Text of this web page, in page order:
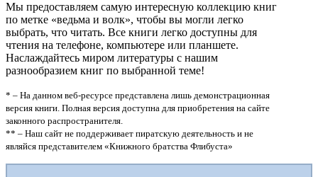
Мы предоставляем самую интересную коллекцию книг
по метке «ведьма и волк», чтобы вы могли легко
выбрать, что читать. Все книги легко доступны для
чтения на телефоне, компьютере или планшете.
Наслаждайтесь миром литературы с нашим
разнообразием книг по выбранной теме!
* – На данном веб-ресурсе представлена лишь демонстрационная
версия книги. Полная версия доступна для приобретения на сайте
законного распространителя.
** – Наш сайт не поддерживает пиратскую деятельность и не
являйся представителем «Книжного братства Флибуста»